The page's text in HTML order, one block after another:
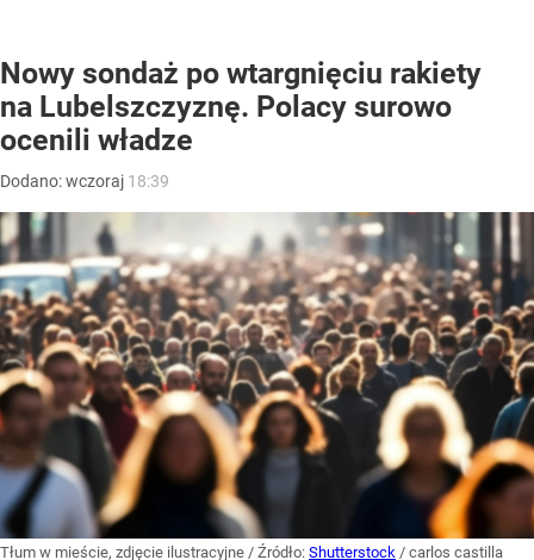
Nowy sondaż po wtargnięciu rakiety
na Lubelszczyznę. Polacy surowo
ocenili władze
Dodano:wczoraj 18:39
Tłum w mieście, zdjęcie ilustracyjne / Źródło: Shutterstock / carlos castilla